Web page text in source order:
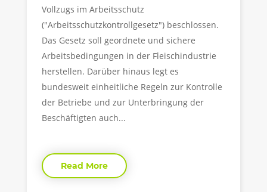
Vollzugs im Arbeitsschutz
("Arbeitsschutzkontrollgesetz") beschlossen.
Das Gesetz soll geordnete und sichere
Arbeitsbedingungen in der Fleischindustrie
herstellen. Darüber hinaus legt es
bundesweit einheitliche Regeln zur Kontrolle
der Betriebe und zur Unterbringung der
Beschäftigten auch...
Read More